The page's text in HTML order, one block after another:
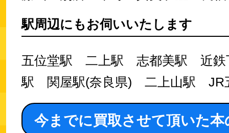
駅周辺にもお伺いいたします
五位堂駅 二上駅 志都美駅 近
駅 関屋駅(奈良県) 二上山駅 JR
今までに買取させて頂いた本